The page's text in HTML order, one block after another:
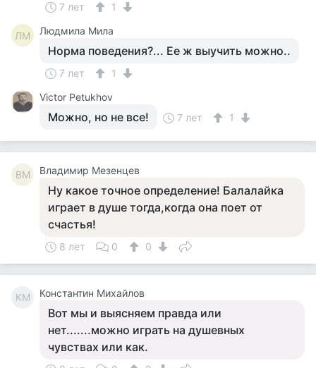
7 лет 1
ЛМ Людмила Мила
Норма поведения?... Ее ж выучить можно..
7 лет
1
Victor Petukhov
Можно, но не все! 7 лет 1
ВМ Владимир Мезенцев
Ну какое точное определение! Балалайка
играет в душе тогда,когда она поет от
счастья!
8 лет 0 0
КМ Константин Михайлов
Вот мы и выясняем правда или
нет.......можно играть на душевных
чувствах или как.